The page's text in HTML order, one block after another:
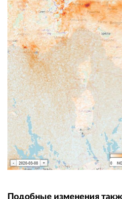
Подобные изменения